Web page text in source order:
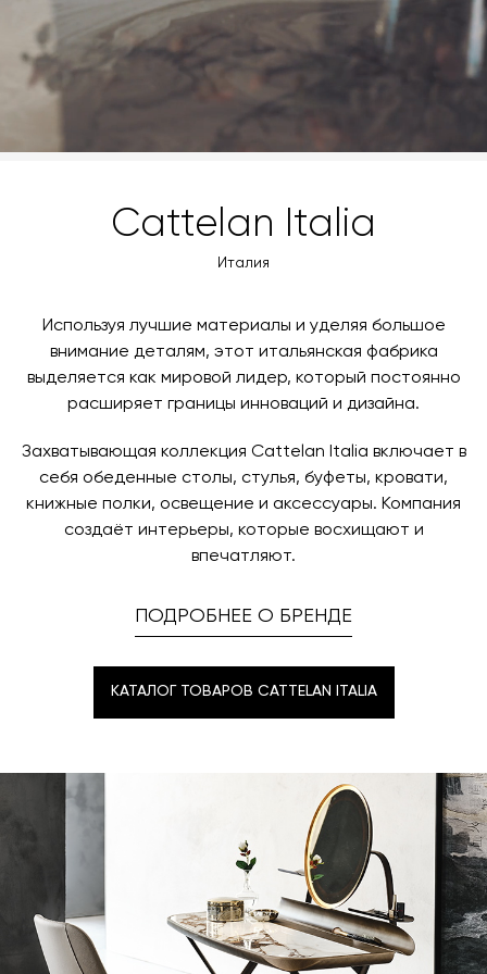
заявку по форме обратной связи.
свяжется с вами, чтобы согласовать удобное для вас
время и дату доставки.
Cattelan Italia
Италия
Используя лучшие материалы и уделяя большое
внимание деталям, этот итальянская фабрика
выделяется как мировой лидер, который постоянно
расширяет границы инноваций и дизайна.
Захватывающая коллекция Cattelan Italia включает в
себя обеденные столы, стулья, буфеты, кровати,
книжные полки, освещение и аксессуары. Компания
создаёт интерьеры, которые восхищают и
впечатляют.
ПОДРОБНЕЕ О БРЕНДЕ
КАТАЛОГ ТОВАРОВ CATTELAN ITALIA